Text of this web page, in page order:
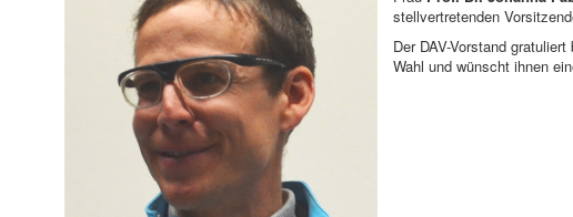
stellvertretenden
Der DAV-Vorstand
Wahl und wünscht ihnen